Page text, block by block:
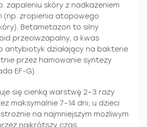
zapaleniu skóry z nadkażeniem
(np. zropienia atopowego
Betametazon to silny
przeciwzapalny, a kwas
antybiotyk działający na bakterie
przez hamowanie syntezy
EF-G).
się cienką warstwę 2–3 razy
maksymalnie 7–14 dni; u dzieci
na najmniejszym możliwym
najkrótszy czas.